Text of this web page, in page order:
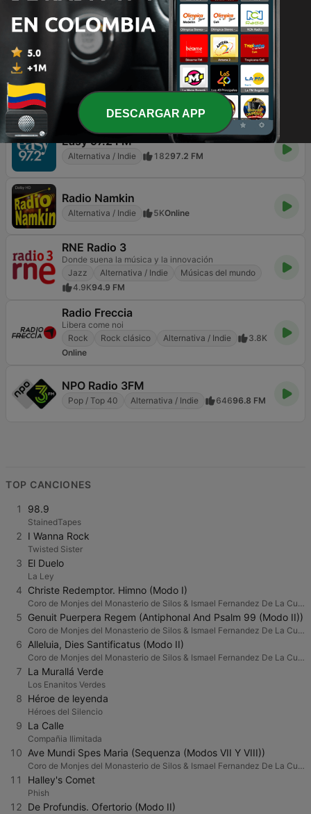
Radio X - London
Get into the music
Rock
Alternativa / Indie 6.9K 104.9 FM
Forgotten Rock
Classics From The Past
Rock
Alternativa / Indie 106
Easy 97.2 FM
Alternativa / Indie 18297.2 FM
Radio Namkin
Alternativa / Indie 5KOnline
RNE Radio 3
Donde suena la música y la innovación
Jazz
Alternativa / Indie
Músicas del mundo
4.9K94.9 FM
Radio Freccia
Libera come noi
Rock
Rock clásico Alternativa / Indie
3.8K
Online
NPO Radio 3FM
Pop / Top 40 Alternativa / Indie 64696.8 FM
TOP CANCIONES
1 98.9
StainedTapes
2 I Wanna Rock
Twisted Sister
3 El Duelo
La Ley
4 Christe Redemptor. Himno (Modo I)
Coro de Monjes del Monasterio de Silos & Ismael Fernandez De La Cuesta
5 Genuit Puerpera Regem (Antiphonal And Psalm 99 (Modo II))
Coro de Monjes del Monasterio de Silos & Ismael Fernandez De La Cuesta
6 Alleluia, Dies Santificatus (Modo II)
Coro de Monjes del Monasterio de Silos & Ismael Fernandez De La Cuesta
7 La Murallá Verde
Los Enanitos Verdes
8 Héroe de leyenda
Héroes del Silencio
9 La Calle
Compañia Ilimitada
10 Ave Mundi Spes Maria (Sequenza (Modos VII Y VIII))
Coro de Monjes del Monasterio de Silos & Ismael Fernandez De La Cuesta
11 Halley's Comet
Phish
12 De Profundis. Ofertorio (Modo II)
DESCARGAR APP